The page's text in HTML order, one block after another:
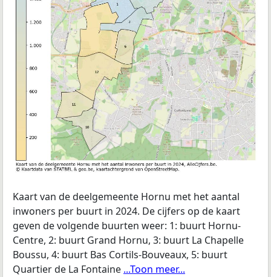
Kaart van de deelgemeente Hornu met het aantal
inwoners per buurt in 2024. De cijfers op de kaart
geven de volgende buurten weer: 1: buurt Hornu-
Centre, 2: buurt Grand Hornu, 3: buurt La Chapelle
Boussu, 4: buurt Bas Cortils-Bouveaux, 5: buurt
Quartier de La Fontaine ...Toon meer...